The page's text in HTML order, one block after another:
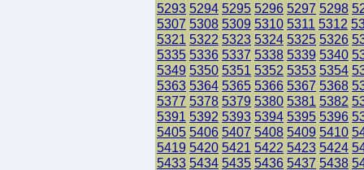
5293 5294 5295 5296 5297 5298
5307 5308 5309 5310 5311 5312
5321 5322 5323 5324 5325 5326
5335 5336 5337 5338 5339 5340
5349 5350 5351 5352 5353 5354
5363 5364 5365 5366 5367 5368
5377 5378 5379 5380 5381 5382
5391 5392 5393 5394 5395 5396
5405 5406 5407 5408 5409 5410
5419 5420 5421 5422 5423 5424
5433 5434 5435 5436 5437 5438